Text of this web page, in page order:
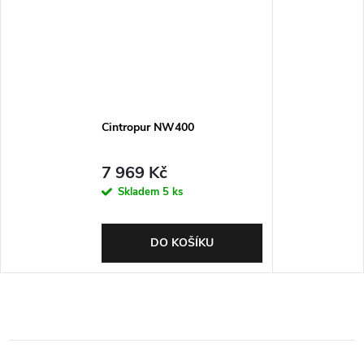
Cintropur NW400
7 969 Kč
Skladem 5 ks
DO KOŠÍKU